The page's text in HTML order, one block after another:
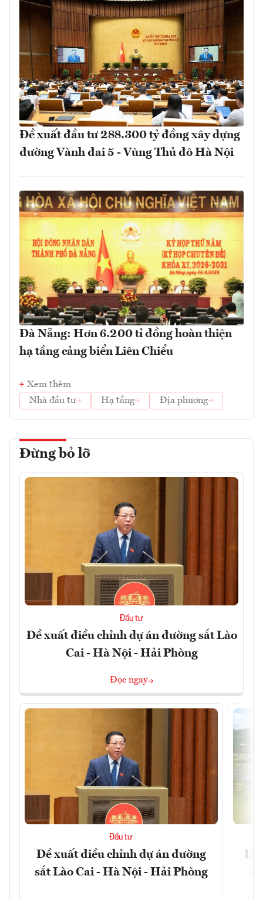
Đề xuất đầu tư 288.300 tỷ đồng xây dựng
đường Vành đai 5 - Vùng Thủ đô Hà Nội
Đà Nẵng: Hơn 6.200 tỉ đồng hoàn thiện
hạ tầng cảng biển Liên Chiểu
Xem thêm
Nhà đầu tư
Hạ tầng Địa phương
Đừng bỏ lỡ
Đầu tư
Đề xuất điều chỉnh dự án đường sắt Lào
Cai - Hà Nội - Hải Phòng
Đọc ngay
Đầu tư
Đề xuất điều chỉnh dự án đường
sắt Lào Cai - Hà Nội - Hải Phòng